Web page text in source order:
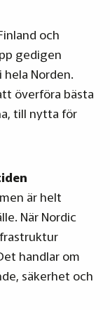
och
gedigen
Norden.
överföra bästa
till nytta för
är helt
När Nordic
handlar om
säkerhet och